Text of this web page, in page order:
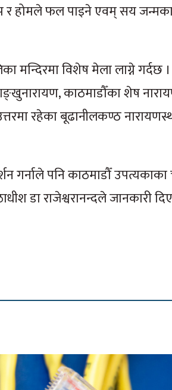
र होमले फल पाइने एवम् सय
मन्दिरमा विशेष मेला लाग्ने गर्दछ
काठमाडौँका शेष
रहेका बूढानीलकण्ठ
गर्नाले पनि काठमाडौँ उपत्यकाका
डा राजेश्वरानन्दले जानकारी